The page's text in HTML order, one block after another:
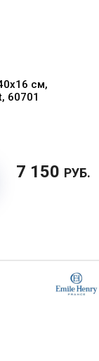
см,
60701
7 150 РУБ.